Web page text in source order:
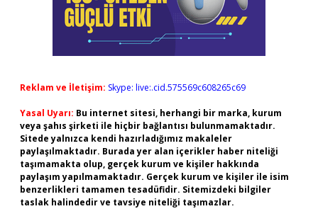
Reklam ve İletişim: Skype: live:.cid.575569c608265c69
Yasal Uyarı: Bu internet sitesi, herhangi bir marka, kurum
veya şahıs şirketi ile hiçbir bağlantısı bulunmamaktadır.
Sitede yalnızca kendi hazırladığımız makaleler
paylaşılmaktadır. Burada yer alan içerikler haber niteliği
taşımamakta olup, gerçek kurum ve kişiler hakkında
paylaşım yapılmamaktadır. Gerçek kurum ve kişiler ile isim
benzerlikleri tamamen tesadüfidir. Sitemizdeki bilgiler
taslak halindedir ve tavsiye niteliği taşımazlar.